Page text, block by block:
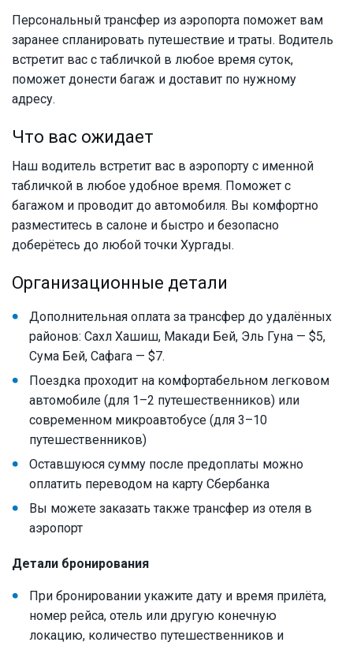
Персональный трансфер из аэропорта поможет вам
заранее спланировать путешествие и траты. Водитель
встретит вас с табличкой в любое время суток,
поможет донести багаж и доставит по нужному
адресу.
Что вас ожидает
Наш водитель встретит вас в аэропорту с именной
табличкой в любое удобное время. Поможет с
багажом и проводит до автомобиля. Вы комфортно
разместитесь в салоне и быстро и безопасно
доберётесь до любой точки Хургады.
Организационные детали
Дополнительная оплата за трансфер до удалённых
районов: Сахл Хашиш, Макади Бей, Эль Гуна — $5,
Сума Бей, Сафага — $7.
Поездка проходит на комфортабельном легковом
автомобиле (для 1–2 путешественников) или
современном микроавтобусе (для 3–10
путешественников)
Оставшуюся сумму после предоплаты можно
оплатить переводом на карту Сбербанка
Вы можете заказать также трансфер из отеля в
аэропорт
Детали бронирования
При бронировании укажите дату и время прилёта,
номер рейса, отель или другую конечную
локацию, количество путешественников и